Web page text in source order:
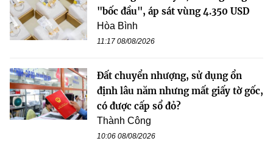
"bốc đầu", áp sát vùng 4.350 USD
Hòa Bình
11:17 08/08/2026
Đất chuyển nhượng, sử dụng ổn
định lâu năm nhưng mất giấy tờ gốc,
có được cấp sổ đỏ?
Thành Công
10:06 08/08/2026